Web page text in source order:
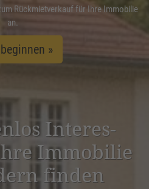
Rückmietverkauf für Ihre Immobilie
an.
»
Inter­es­
Immobilie
finden